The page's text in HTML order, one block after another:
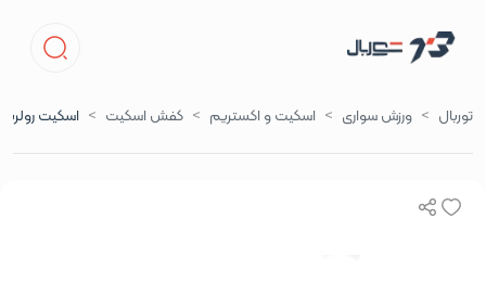
توربال ورزش‌ سواری اسکیت و اکستریم کفش اسکیت اسکیت رولربلید توییستر